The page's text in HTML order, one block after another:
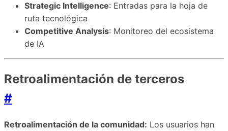
Strategic Intelligence: Entradas para la hoja de
ruta tecnológica
Competitive Analysis: Monitoreo del ecosistema
de IA
Retroalimentación de terceros
#
Retroalimentación de la comunidad: Los usuarios han